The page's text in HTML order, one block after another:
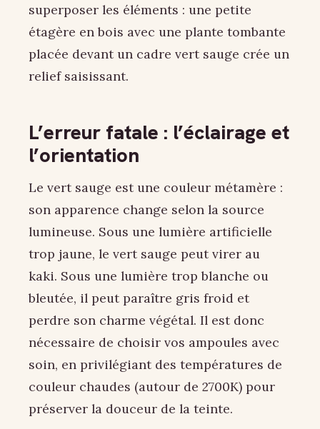
superposer les éléments : une petite
étagère en bois avec une plante tombante
placée devant un cadre vert sauge crée un
relief saisissant.
L’erreur fatale : l’éclairage et
l’orientation
Le vert sauge est une couleur métamère :
son apparence change selon la source
lumineuse. Sous une lumière artificielle
trop jaune, le vert sauge peut virer au
kaki. Sous une lumière trop blanche ou
bleutée, il peut paraître gris froid et
perdre son charme végétal. Il est donc
nécessaire de choisir vos ampoules avec
soin, en privilégiant des températures de
couleur chaudes (autour de 2700K) pour
préserver la douceur de la teinte.